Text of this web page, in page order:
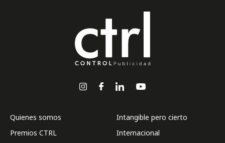
Quienes somos
Premios CTRL
Intangible pero cierto
Internacional